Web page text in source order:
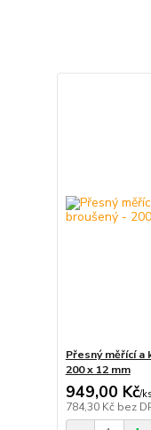
Přesný měřící
200 x 12 mm
949,00 Kč/ks
784,30 Kč bez